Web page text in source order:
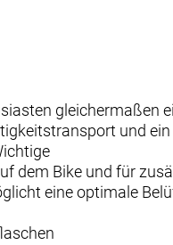
gleichermaßen
und
dem Bike und für
eine optimale